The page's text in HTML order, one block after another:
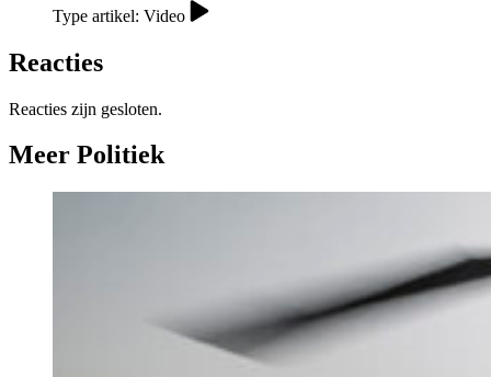
Type artikel: Video
Reacties
Reacties zijn gesloten.
Meer Politiek